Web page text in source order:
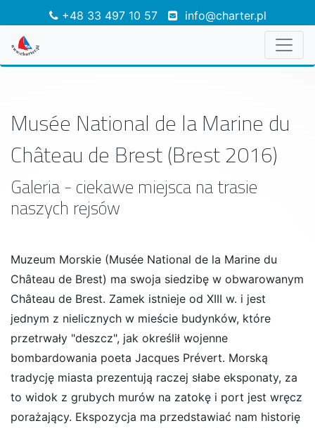
+48 33 497 10 57 info@charter.pl
Musée National de la Marine du
Château de Brest (Brest 2016)
Galeria - ciekawe miejsca na trasie
naszych rejsów
Muzeum Morskie (Musée National de la Marine du
Château de Brest) ma swoja siedzibę w obwarowanym
Château de Brest. Zamek istnieje od XIII w. i jest
jednym z nielicznych w mieście budynków, które
przetrwały "deszcz", jak określił wojenne
bombardowania poeta Jacques Prévert. Morską
tradycję miasta prezentują raczej słabe eksponaty, za
to widok z grubych murów na zatokę i port jest wręcz
porażający. Ekspozycja ma przedstawiać nam historię